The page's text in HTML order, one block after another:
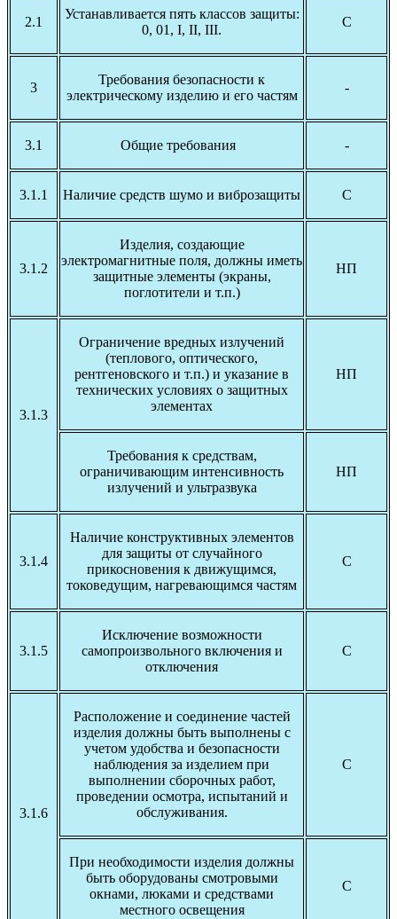
2.1
Устанавливается пять классов защиты:
0, 01, I, II, III.
С
3
Требования безопасности к
электрическому изделию и его частям
-
3.1 Общие требования -
3.1.1 Наличие средств шумо и виброзащиты С
3.1.2
Изделия, создающие
электромагнитные поля, должны иметь
защитные элементы (экраны,
поглотители и т.п.)
НП
3.1.3
Ограничение вредных излучений
(теплового, оптического,
рентгеновского и т.п.) и указание в
технических условиях о защитных
элементах
НП
Требования к средствам,
ограничивающим интенсивность
излучений и ультразвука
НП
3.1.4
Наличие конструктивных элементов
для защиты от случайного
прикосновения к движущимся,
токоведущим, нагревающимся частям
С
3.1.5
Исключение возможности
самопроизвольного включения и
отключения
С
3.1.6
Расположение и соединение частей
изделия должны быть выполнены с
учетом удобства и безопасности
наблюдения за изделием при
выполнении сборочных работ,
проведении осмотра, испытаний и
обслуживания.
С
При необходимости изделия должны
быть оборудованы смотровыми
окнами, люками и средствами
местного освещения
С